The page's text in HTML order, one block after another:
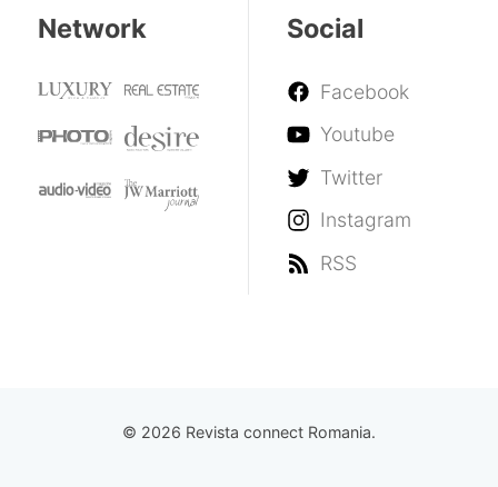
Network Social
Facebook
Youtube
Twitter
Instagram
RSS
© 2026 Revista connect Romania.